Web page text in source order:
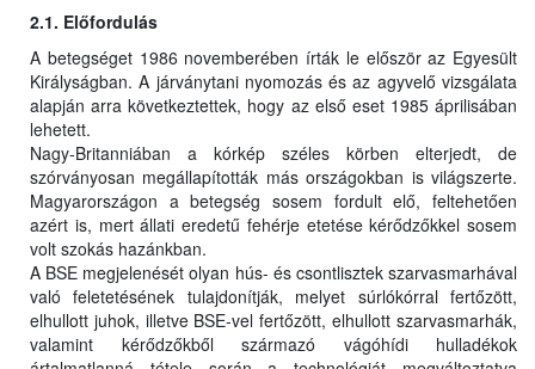
2.1. Előfordulás
A betegséget 1986 novemberében írták le először az Egyesült
Királyságban. A járványtani nyomozás és az agyvelő vizsgálata
alapján arra következtettek, hogy az első eset 1985 áprilisában
lehetett.
Nagy-Britanniában a kórkép széles körben elterjedt, de
szórványosan megállapították más országokban is világszerte.
Magyarországon a betegség sosem fordult elő, feltehetően
azért is, mert állati eredetű fehérje etetése kérődzőkkel sosem
volt szokás hazánkban.
A BSE megjelenését olyan hús- és csontlisztek szarvasmarhával
való feletetésének tulajdonítják, melyet súrlókórral fertőzött,
elhullott juhok, illetve BSE-vel fertőzött, elhullott szarvasmarhák,
valamint kérődzőkből származó vágóhídi hulladékok